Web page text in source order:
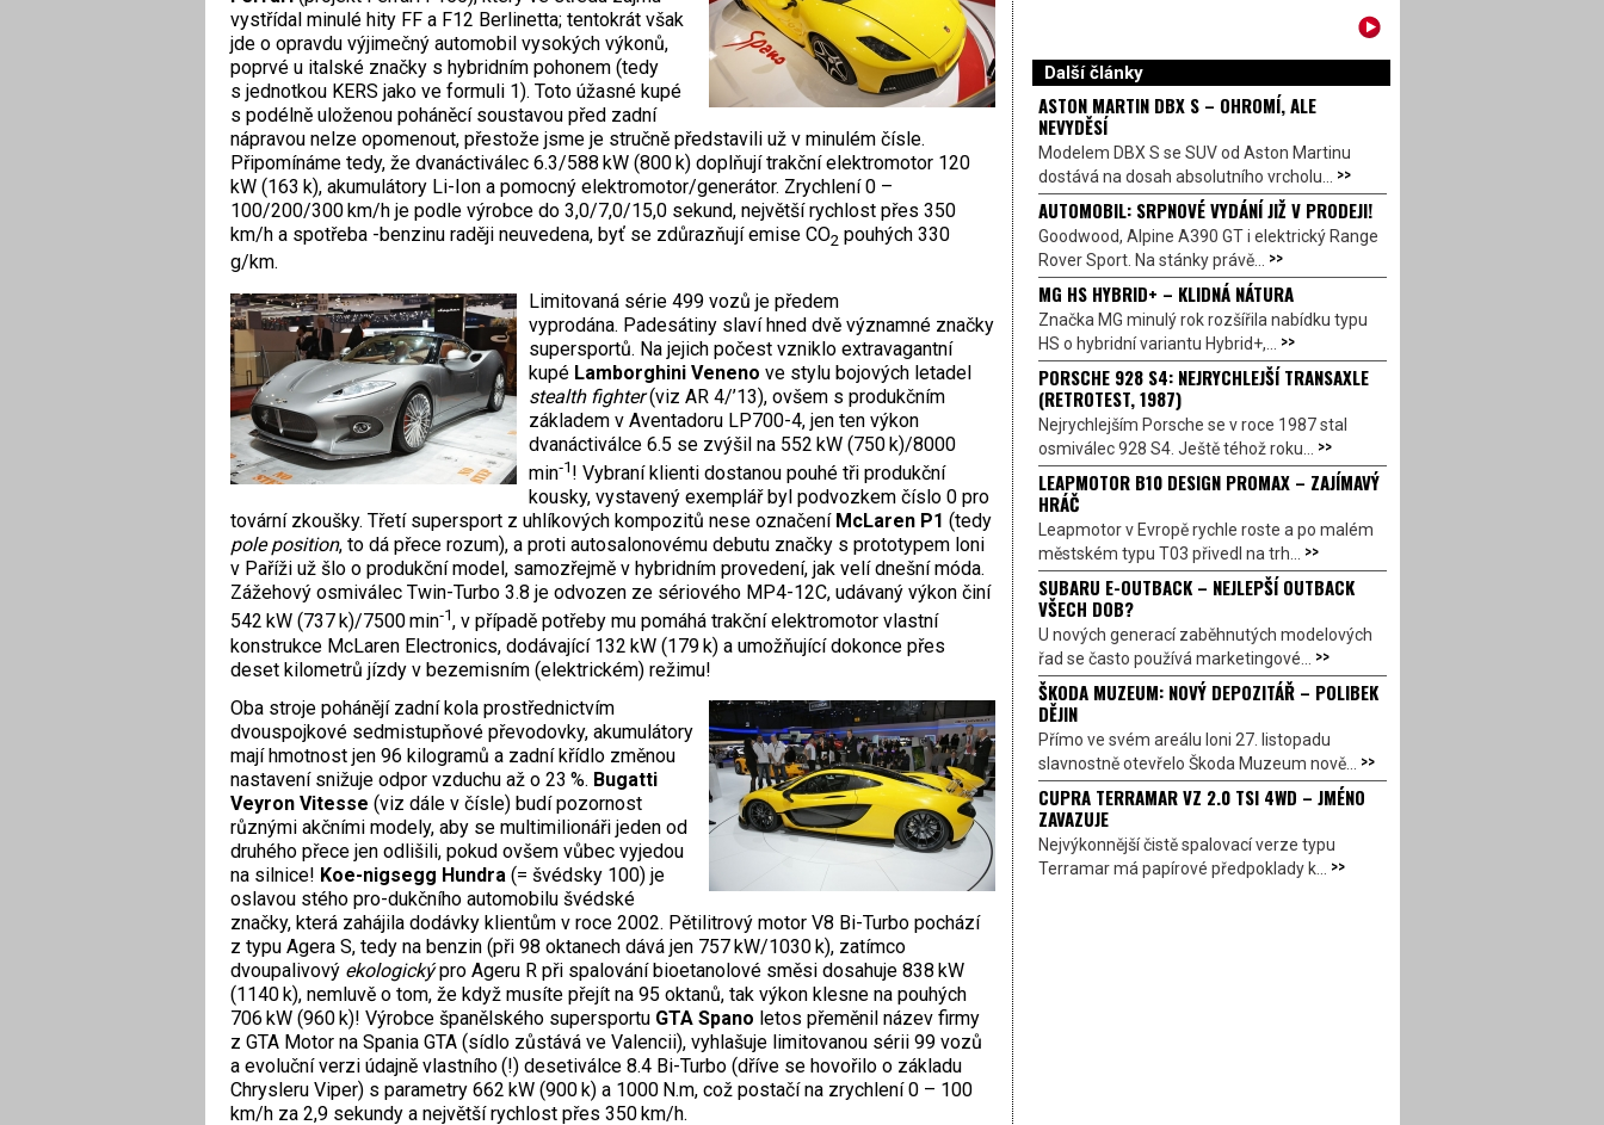
vystřídal minulé hity FF a F12 Berlinetta; tentokrát však
jde o opravdu výjimečný automobil vysokých výkonů,
poprvé u italské značky s hybridním pohonem (tedy
s jednotkou KERS jako ve formuli 1). Toto úžasné kupé
s podélně uloženou poháněcí soustavou před zadní
nápravou nelze opomenout, přestože jsme je stručně představili už v minulém čísle.
Připomínáme tedy, že dvanáctiválec 6.3/588 kW (800 k) doplňují trakční elektromotor 120
kW (163 k), akumulátory Li-Ion a pomocný elektromotor/generátor. Zrychlení 0 –
100/200/300 km/h je podle výrobce do 3,0/7,0/15,0 sekund, největší rychlost přes 350
km/h a spotřeba -benzinu raději neuvedena, byť se zdůrazňují emise CO2 pouhých 330
g/km.
Limitovaná série 499 vozů je předem
vyprodána. Padesátiny slaví hned dvě významné značky
supersportů. Na jejich počest vzniklo extravagantní
kupé Lamborghini Veneno ve stylu bojových letadel
stealth fighter(viz AR 4/’13), ovšem s produkčním
základem v Aventadoru LP700-4, jen ten výkon
dvanáctiválce 6.5 se zvýšil na 552 kW (750 k)/8000
min‑1 ! Vybraní klienti dostanou pouhé tři produkční
kousky, vystavený exemplář byl podvozkem číslo 0 pro
tovární zkoušky. Třetí supersport z uhlíkových kompozitů nese označení McLaren P1 (tedy
pole position, to dá přece rozum), a proti autosalonovému debutu značky s prototypem loni
v Paříži už šlo o produkční model, samozřejmě v hybridním provedení, jak velí dnešní móda.
Zážehový osmiválec Twin-Turbo 3.8 je odvozen ze sériového MP4-12C, udávaný výkon činí
542 kW (737 k)/7500 min‑1, v případě potřeby mu pomáhá trakční elektromotor vlastní
konstrukce McLaren Electronics, dodávající 132 kW (179 k) a umožňující dokonce přes
deset kilometrů jízdy v bezemisním (elektrickém) režimu!
Oba stroje pohánějí zadní kola prostřednictvím
dvouspojkové sedmistupňové převodovky, akumulátory
mají hmotnost jen 96 kilogramů a zadní křídlo změnou
nastavení snižuje odpor vzduchu až o 23 %. Bugatti
Veyron Vitesse (viz dále v čísle) budí pozornost
různými akčními modely, aby se multimilionáři jeden od
druhého přece jen odlišili, pokud ovšem vůbec vyjedou
na silnice! Koe-nigsegg Hundra (= švédsky 100) je
oslavou stého pro-dukčního automobilu švédské
značky, která zahájila dodávky klientům v roce 2002. Pětilitrový motor V8 Bi-Turbo pochází
z typu Agera S, tedy na benzin (při 98 oktanech dává jen 757 kW/1030 k), zatímco
dvoupalivový ekologickýpro Ageru R při spalování bioetanolové směsi dosahuje 838 kW
(1140 k), nemluvě o tom, že když musíte přejít na 95 oktanů, tak výkon klesne na pouhých
706 kW (960 k)! Výrobce španělského supersportu GTA Spano letos přeměnil název firmy
z GTA Motor na Spania GTA (sídlo zůstává ve Valencii), vyhlašuje limitovanou sérii 99 vozů
a evoluční verzi údajně vlastního (!) desetiválce 8.4 Bi-Turbo (dříve se hovořilo o základu
Chrysleru Viper) s parametry 662 kW (900 k) a 1000 N.m, což postačí na zrychlení 0 – 100
km/h za 2,9 sekundy a největší rychlost přes 350 km/h.
Další články
ASTON MARTIN DBX S – OHROMÍ, ALE
NEVYDĚSÍ
Modelem DBX S se SUV od Aston Martinu
dostává na dosah absolutního vrcholu... >>
AUTOMOBIL: SRPNOVÉ VYDÁNÍ JIŽ V PRODEJI!
Goodwood, Alpine A390 GT i elektrický Range
Rover Sport. Na stánky právě... >>
MG HS HYBRID+ – KLIDNÁ NÁTURA
Značka MG minulý rok rozšířila nabídku typu
HS o hybridní variantu Hybrid+,... >>
PORSCHE 928 S4: NEJRYCHLEJŠÍ TRANSAXLE
(RETROTEST, 1987)
Nejrychlejším Porsche se v roce 1987 stal
osmiválec 928 S4. Ještě téhož roku... >>
LEAPMOTOR B10 DESIGN PROMAX – ZAJÍMAVÝ
HRÁČ
Leapmotor v Evropě rychle roste a po malém
městském typu T03 přivedl na trh... >>
SUBARU E-OUTBACK – NEJLEPŠÍ OUTBACK
VŠECH DOB?
U nových generací zaběhnutých modelových
řad se často používá marketingové... >>
ŠKODA MUZEUM: NOVÝ DEPOZITÁŘ – POLIBEK
DĚJIN
Přímo ve svém areálu loni 27. listopadu
slavnostně otevřelo Škoda Muzeum nově... >>
CUPRA TERRAMAR VZ 2.0 TSI 4WD – JMÉNO
ZAVAZUJE
Nejvýkonnější čistě spalovací verze typu
Terramar má papírové předpoklady k... >>